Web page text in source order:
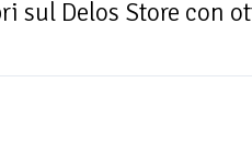
sul Delos Store con